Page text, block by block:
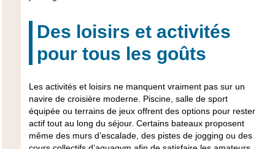
Des loisirs et activités
pour tous les goûts
Les activités et loisirsne manquent vraiment pas sur un
navire de croisière moderne. Piscine, salle de sport
équipéeou terrains de jeux offrent des options pour rester
actif tout au long du séjour. Certains bateaux proposent
même des murs d’escalade, des pistes de jogging ou des